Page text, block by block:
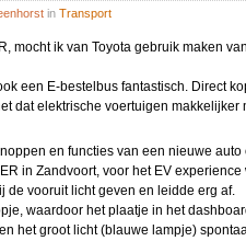
in Transport
mocht ik van Toyota gebruik maken
een E-bestelbus fantastisch. Direct
dat elektrische voertuigen makkelijker
en functies van een nieuwe
in Zandvoort, voor het EV
de vooruit licht geven en leidde erg af.
waardoor het plaatje in het
het groot licht (blauwe lampje)